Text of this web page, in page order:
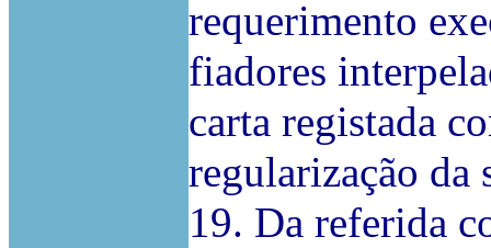
requerimento
fiadores
carta registada
regularização da
19. Da referida